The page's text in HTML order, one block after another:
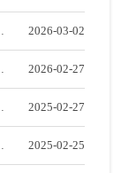
2026-03-02
2026-02-27
2025-02-27
2025-02-25